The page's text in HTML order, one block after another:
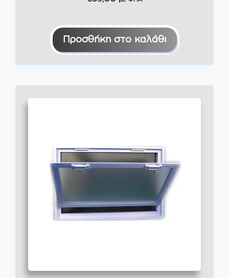
Προσθήκη στο καλάθι